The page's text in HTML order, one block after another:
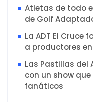
Atletas de todo
de Golf
La ADT El
a productores
Las Pastillas del
con un show
fanáticos